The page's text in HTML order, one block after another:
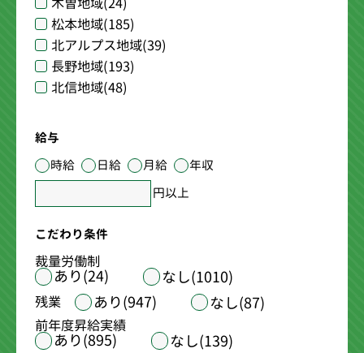
松本地域(185)
北アルプス地域(39)
長野地域(193)
北信地域(48)
給与
時給
日給 月給
年収
円以上
こだわり条件
裁量労働制
あり(24) なし(1010)
残業 あり(947) なし(87)
前年度昇給実績
あり(895) なし(139)